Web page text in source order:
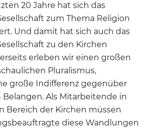
20 Jahre hat sich das
zum Thema Religion
Und damit hat sich auch das
zu den Kirchen
erleben wir einen großen
Pluralismus,
große Indifferenz gegenüber
Belangen. Als Mitarbeitende in
Bereich der Kirchen müssen
diese Wandlungen